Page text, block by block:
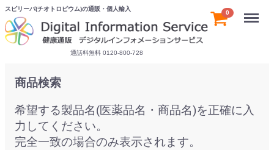
スピリーバ(チオトロピウム)の通販・個人輸入
通話料無料 0120-800-728
0 Menu
商品検索
希望する製品名(医薬品名・商品名)を正確に入
力してください。
完全一致の場合のみ表示されます。